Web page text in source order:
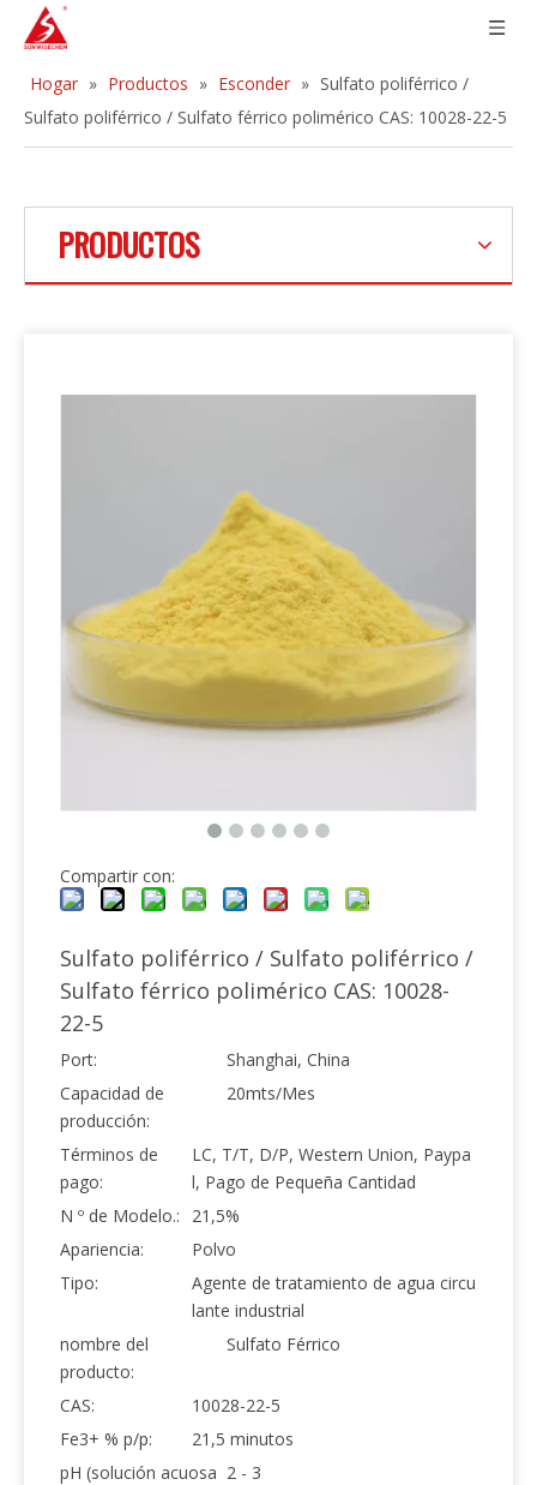
Hogar » Productos » Esconder » Sulfato poliférrico /
Sulfato poliférrico / Sulfato férrico polimérico CAS: 10028-22-5
PRODUCTOS
Compartir con:
Sulfato poliférrico / Sulfato poliférrico /
Sulfato férrico polimérico CAS: 10028-
22-5
Port:
Shanghai, China
Capacidad de
producción:
20mts/Mes
Términos de
pago:
LC, T/T, D/P, Western Union, Paypa
l, Pago de Pequeña Cantidad
N º de Modelo.:
21,5%
Apariencia:
Polvo
Tipo:
Agente de tratamiento de agua circu
lante industrial
nombre del
producto:
Sulfato Férrico
CAS:
10028-22-5
Fe3+ % p/p:
21,5 minutos
pH (solución acuosa 2 - 3